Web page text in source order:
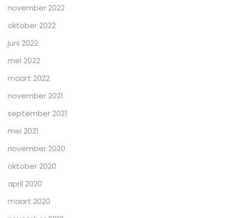
november 2022
oktober 2022
juni 2022
mei 2022
maart 2022
november 2021
september 2021
mei 2021
november 2020
oktober 2020
april 2020
maart 2020